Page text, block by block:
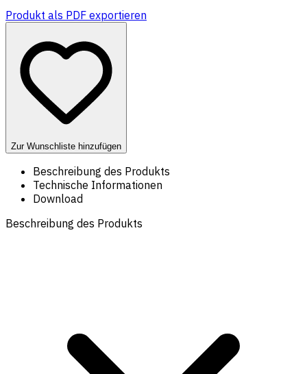
Produkt als PDF exportieren
Zur Wunschliste hinzufügen
Beschreibung des Produkts
Technische Informationen
Download
Beschreibung des Produkts